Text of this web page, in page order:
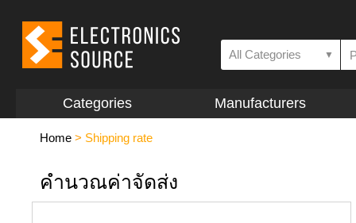
All Categories ▼
Categories Manufacturers
Home > Shipping rate
คำนวณค่าจัดส่ง